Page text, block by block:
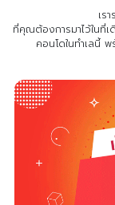
เร
ที่คุณต้องการมาไว้ในที่เ
คอนโดในทำเลนี้